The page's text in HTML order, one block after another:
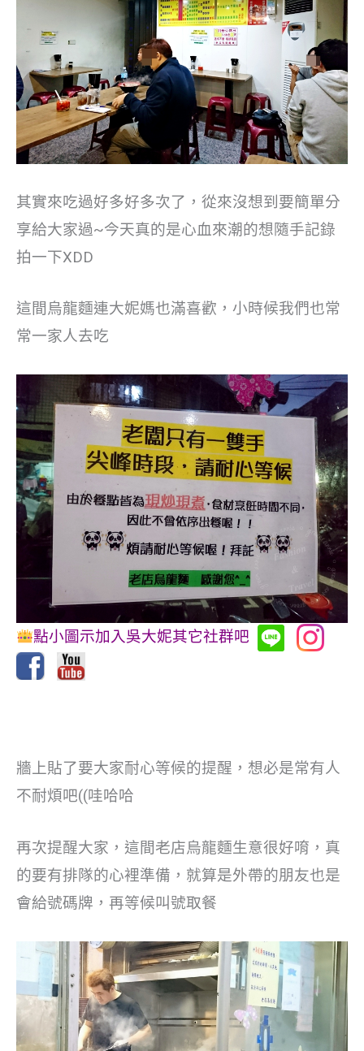
其實來吃過好多好多次了，從來沒想到要簡單分
享給大家過~今天真的是心血來潮的想隨手記錄
拍一下XDD
這間烏龍麵連大妮媽也滿喜歡，小時候我們也常
常一家人去吃
點小圖示加入吳大妮其它社群吧
牆上貼了要大家耐心等候的提醒，想必是常有人
不耐煩吧((哇哈哈
再次提醒大家，這間老店烏龍麵生意很好唷，真
的要有排隊的心裡準備，就算是外帶的朋友也是
會給號碼牌，再等候叫號取餐